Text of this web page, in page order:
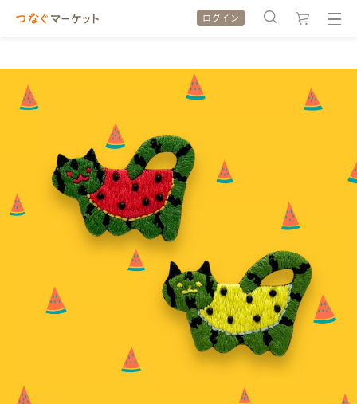
カテゴリから探す
全ての作品をみる
カテゴリから探す
全ての作品をみる
ログイン